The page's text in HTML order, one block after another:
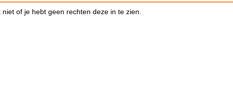
of je hebt geen rechten deze in te zien.